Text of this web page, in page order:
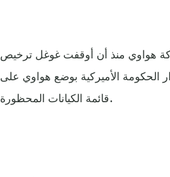
هواوي منذ أن أوقفت غوغل ترخيص
الحكومة الأميركية بوضع هواوي على
قائمة الكيانات المحظورة.